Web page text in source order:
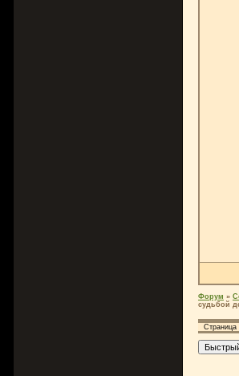
Форум »
судьбой
Страница